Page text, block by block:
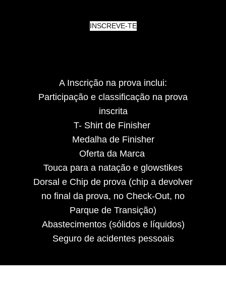
INSCREVE-TE
A Inscrição na prova inclui:
Participação e classificação na prova
inscrita
T- Shirt de Finisher
Medalha de Finisher
Oferta da Marca
Touca para a natação e glowstikes
Dorsal e Chip de prova (chip a devolver
no final da prova, no Check-Out, no
Parque de Transição)
Abastecimentos (sólidos e líquidos)
Seguro de acidentes pessoais